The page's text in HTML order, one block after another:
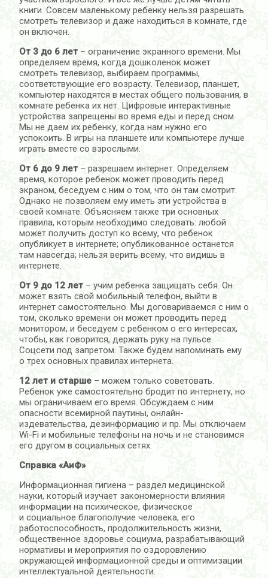
книги. Совсем маленькому ребенку нельзя разрешать
смотреть телевизор и даже находиться в комнате, где
он включен.
От 3 до 6 лет – ограничение экранного времени. Мы
определяем время, когда дошколенок может
смотреть телевизор, выбираем программы,
соответствующие его возрасту. Телевизор, планшет,
компьютер находятся в местах общего пользования, в
комнате ребенка их нет. Цифровые интерактивные
устройства запрещены во время еды и перед сном.
Мы не даем их ребенку, когда нам нужно его
успокоить. В игры на планшете или компьютере лучше
играть вместе со взрослыми.
От 6 до 9 лет – разрешаем интернет. Определяем
время, которое ребенок может проводить перед
экраном, беседуем с ним о том, что он там смотрит.
Однако не позволяем ему иметь эти устройства в
своей комнате. Объясняем также три основных
правила, которым необходимо следовать: любой
может получить доступ ко всему, что ребенок
опубликует в интернете; опубликованное останется
там навсегда; нельзя верить всему, что видишь в
интернете.
От 9 до 12 лет – учим ребенка защищать себя. Он
может взять свой мобильный телефон, выйти в
интернет самостоятельно. Мы договариваемся с ним о
том, сколько времени он может проводить перед
монитором, и беседуем с ребенком о его интересах,
чтобы, как говорится, держать руку на пульсе.
Соцсети под запретом. Также будем напоминать ему
о трех основных правилах интернета.
12 лет и старше – можем только советовать.
Ребенок уже самостоятельно бродит по интернету, но
мы ограничиваем его время. Обсуждаем с ним
опасности всемирной паутины, онлайн-
издевательства, дезинформацию и пр. Мы отключаем
Wi-Fi и мобильные телефоны на ночь и не становимся
его другом в социальных сетях.
Справка «АиФ»
Информационная гигиена – раздел медицинской
науки, который изучает закономерности влияния
информации на психическое, физическое
и социальное благополучие человека, его
работоспособность, продолжительность жизни,
общественное здоровье социума, разрабатывающий
нормативы и мероприятия по оздоровлению
окружающей информационной среды и оптимизации
интеллектуальной деятельности.